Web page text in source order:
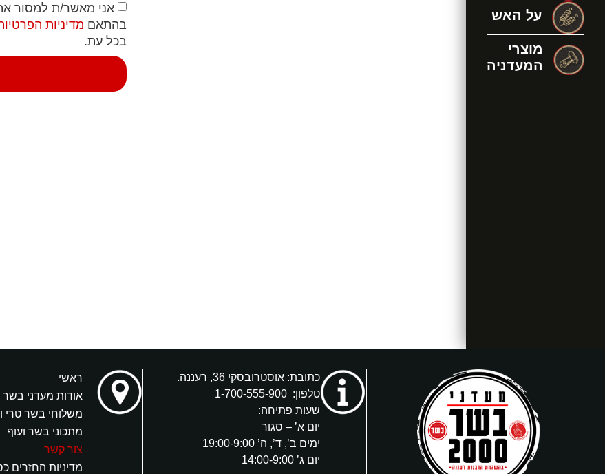
על האש
מוצרי
המעדניה
אני מאשר/ת למסור את
בהתאם מדיניות
בכל עת.
כתובת: אוסטרובסקי 36, רעננה.
טלפון:1-700-555-900
שעות פתיחה:
יום א’ – סגור
ימים ב’, ד’, ה’ 19:00-9:00
יום ג’ 14:00-9:00
ראשי
אודות מעדני בשר
משלוחי בשר טרי
מתכוני בשר ועוף
צור קשר
מדיניות החזרים